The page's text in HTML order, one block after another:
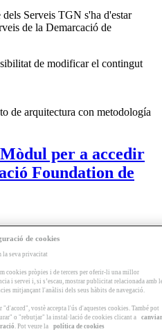
Serveis TGN s'ha d'estar
de la Demarcació de
de modificar el contingut
per a accedir
Foundation de
de cookies
la seva privacitat
cookies pròpies i de tercers per oferir-li una millor
i servei i, si s’escau, mostrar publicitat relacionada amb
mitjançant l'anàlisi dels seus hàbits de navegació.
"d'acord", vostè accepta l'ús d'aquestes cookies. També pot
o "rebutjar" la instal·lació de cookies clicant a
canviar
. Pot veure la política de cookies